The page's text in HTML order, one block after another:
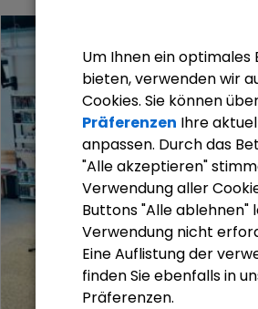
Um Ihnen ein optimales
bieten, verwenden wir
Cookies. Sie können
Präferenzen Ihre
anpassen. Durch das
"Alle akzeptieren"
Verwendung aller
Buttons "Alle ablehnen"
Verwendung nicht
Eine Auflistung der
finden Sie ebenfalls in
Präferenzen.